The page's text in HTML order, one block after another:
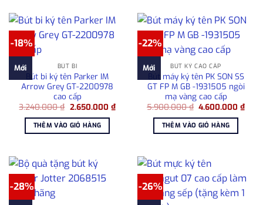
-18%
Mới BÚT BI
Bút bi ký tên Parker IM
Arrow Grey GT-2200978
cao cấp
3.240.000₫ Giá
là:
3.240.000 ₫.
2.650.000 ₫Giá
2.650.000 ₫.
THÊM VÀO GIỎ HÀNG
-22%
Mới BÚT KÝ CAO CẤP
Bút máy ký tên PK SON SS
GT FP M GB -1931505 ngòi
mạ vàng cao cấp
5.900.000₫ Giá
là:
5.900.000 ₫.
4.600.000₫Giá
THÊM VÀO GIỎ HÀNG
-28% -26%